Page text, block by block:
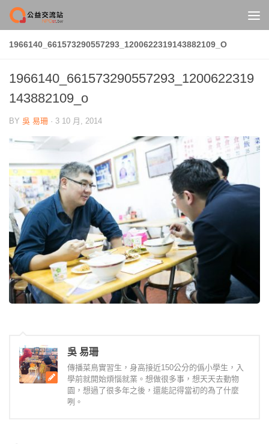
Skip to content
1966140_661573290557293_1200622319143882109_O
1966140_661573290557293_1200622319
143882109_o
BY 吳 易珊 · 3 10 月, 2014
吳 易珊
傳播菜鳥實習生，身高接近150公分的僞小學生，入
學前就開始煩惱就業。想做很多事，想天天去動物
園，想過了很多年之後，還能記得當初的為了什麼
咧。